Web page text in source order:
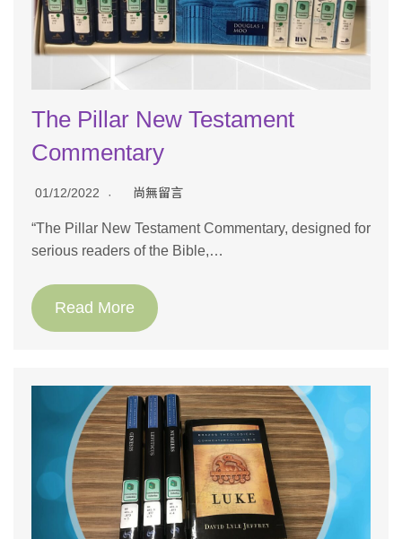
The Pillar New Testament
Commentary
01/12/2022 尚無留言
“The Pillar New Testament Commentary, designed for
serious readers of the Bible,…
Read More